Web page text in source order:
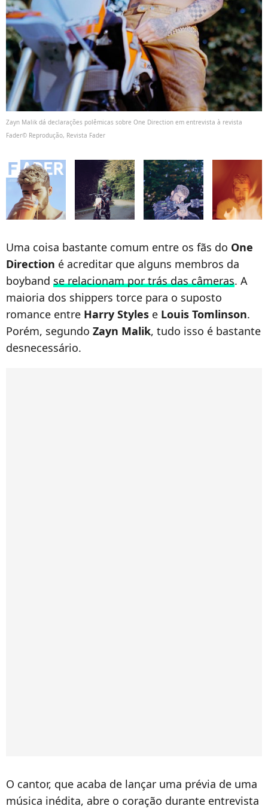
Zayn Malik dá declarações polêmicas sobre One Direction em entrevista à revista
Fader© Reprodução, Revista Fader
Uma coisa bastante comum entre os fãs do One
Direction é acreditar que alguns membros da
boyband se relacionam por trás das câmeras. A
maioria dos shippers torce para o suposto
romance entre Harry Styles e Louis Tomlinson.
Porém, segundo Zayn Malik, tudo isso é bastante
desnecessário.
O cantor, que acaba de lançar uma prévia de uma
música inédita, abre o coração durante entrevista